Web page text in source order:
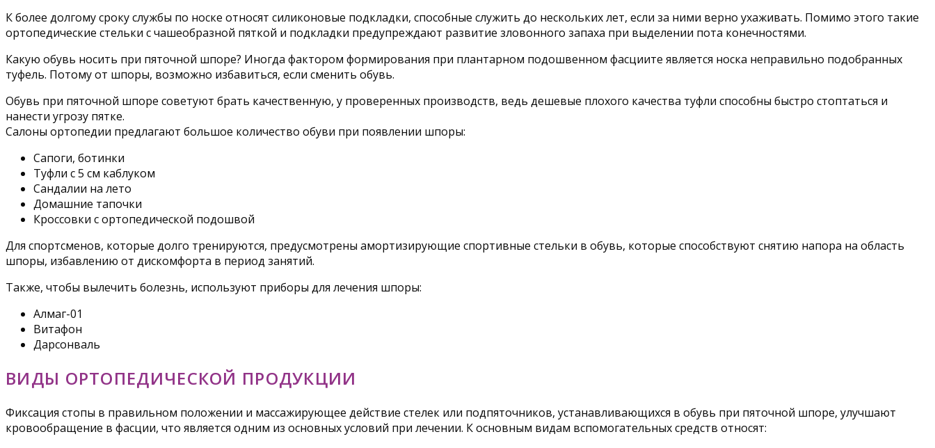
К более долгому сроку службы по носке относят силиконовые подкладки, способные служить до нескольких лет, если за ними верно ухаживать. Помимо этого такие
ортопедические стельки с чашеобразной пяткой и подкладки предупреждают развитие зловонного запаха при выделении пота конечностями.
Какую обувь носить при пяточной шпоре? Иногда фактором формирования при плантарном подошвенном фасциите является носка неправильно подобранных
туфель. Потому от шпоры, возможно избавиться, если сменить обувь.
Обувь при пяточной шпоре советуют брать качественную, у проверенных производств, ведь дешевые плохого качества туфли способны быстро стоптаться и
нанести угрозу пятке.
Салоны ортопедии предлагают большое количество обуви при появлении шпоры:
Сапоги, ботинки
Туфли с 5 см каблуком
Сандалии на лето
Домашние тапочки
Кроссовки с ортопедической подошвой
Для спортсменов, которые долго тренируются, предусмотрены амортизирующие спортивные стельки в обувь, которые способствуют снятию напора на область
шпоры, избавлению от дискомфорта в период занятий.
Также, чтобы вылечить болезнь, используют приборы для лечения шпоры:
Алмаг-01
Витафон
Дарсонваль
ВИДЫ ОРТОПЕДИЧЕСКОЙ ПРОДУКЦИИ
Фиксация стопы в правильном положении и массажирующее действие стелек или подпяточников, устанавливающихся в обувь при пяточной шпоре, улучшают
кровообращение в фасции, что является одним из основных условий при лечении. К основным видам вспомогательных средств относят: